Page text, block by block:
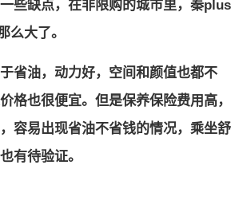
些缺点，在非限购的城市里，秦plus
么大了。
省油，动力好，空间和颜值也都不
格也很便宜。但是保养保险费用高，
容易出现省油不省钱的情况，乘坐舒
有待验证。